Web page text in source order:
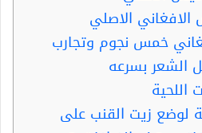
الاصلي
خمس نجوم وتجارب
الشعر بسرعه
اللحية
زيت القنب على